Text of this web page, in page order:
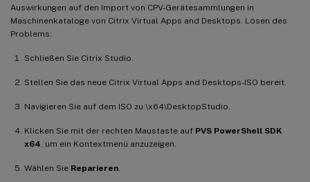
Auswirkungen auf den Import von CPV-Gerätesammlungen in
Maschinenkataloge von Citrix Virtual Apps and Desktops. Lösen des
Problems:
Schließen Sie Citrix Studio.
Stellen Sie das neue Citrix Virtual Apps and Desktops-ISO bereit.
Navigieren Sie auf dem ISO zu \x64\DesktopStudio.
Klicken Sie mit der rechten Maustaste auf PVS PowerShell SDK
x64 , um ein Kontextmenü anzuzeigen.
Wählen Sie Reparieren